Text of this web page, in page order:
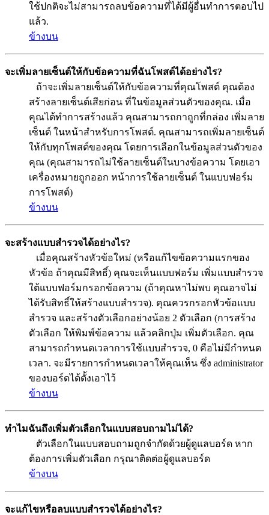
ใช้ปกติจะไม่สามารถลบข้อความที่ได้มีผู้อื่นทำการตอบไป
แล้ว.
ข้างบน
จะเพิ่มลายเซ็นต์ให้กับข้อความที่ฉันโพสต์ได้อย่างไร?
ถ้าจะเพิ่มลายเซ็นต์ให้กับข้อความที่คุณโพสต์ คุณต้อง
สร้างลายเซ็นต์เสียก่อน ที่ในข้อมูลส่วนตัวของคุณ. เมื่อ
คุณได้ทำการสร้างแล้ว คุณสามารถกาถูกที่กล่อง เพิ่มลาย
เซ็นต์ ในหน้าสำหรับการโพสต์. คุณสามารถเพิ่มลายเซ็นต์
ให้กับทุกโพสต์ของคุณ โดยการเลือกในข้อมูลส่วนตัวของ
คุณ (คุณสามารถไม่ใช้ลายเซ็นต์ในบางข้อความ โดยเอา
เครื่องหมายถูกออก หน้าการใช้ลายเซ็นต์ ในแบบฟอร์ม
การโพสต์)
ข้างบน
จะสร้างแบบสำรวจได้อย่างไร?
เมื่อคุณสร้างหัวข้อใหม่ (หรือแก้ไขข้อความแรกของ
หัวข้อ ถ้าคุณมีสิทธิ์) คุณจะเห็นแบบฟอร์ม เพิ่มแบบสำรวจ
ใต้แบบฟอร์มกรอกข้อความ (ถ้าคุณหาไม่พบ คุณอาจไม่
ได้รับสิทธิ์ให้สร้างแบบสำรวจ). คุณควรกรอกหัวข้อแบบ
สำรวจ และสร้างตัวเลือกอย่างน้อย 2 ตัวเลือก (การสร้าง
ตัวเลือก ให้พิมพ์ข้อความ แล้วคลิกปุ่ม เพิ่มตัวเลือก. คุณ
สามารถกำหนดเวลาการใช้แบบสำรวจ, 0 คือไม่มีกำหนด
เวลา. จะมีรายการกำหนดเวลาให้คุณเห็น ซึ่ง administrator
ของบอร์ดได้ตั้งเอาไว้
ข้างบน
ทำไมฉันถึงเพิ่มตัวเลือกในแบบสอบถามไม่ได้?
ตัวเลือกในแบบสอบถามถูกจำกัดด้วยผู้ดูแลบอร์ด หาก
ต้องการเพิ่มตัวเลือก กรุณาติดต่อผู้ดูแลบอร์ด
ข้างบน
จะแก้ไขหรือลบแบบสำรวจได้อย่างไร?